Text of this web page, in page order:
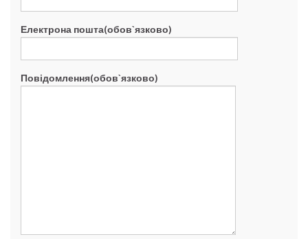
Електрона пошта(обов`язково)
Повідомлення(обов`язково)